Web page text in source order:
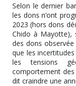
Selon le dernier
les dons n’ont
2023 (hors dons
Chido à Mayotte),
des dons
que les
les tensions
comportement des
dit craindre une